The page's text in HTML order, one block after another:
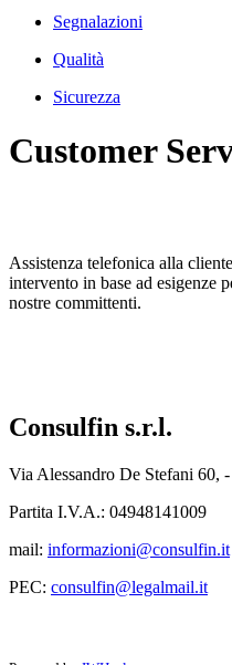
Segnalazioni
Qualità
Sicurezza
Customer
Assistenza telefonica alla
intervento in base ad esigenze
nostre committenti.
Consulfin s.r.l.
Via Alessandro De Stefani 60,
Partita I.V.A.: 04948141009
mail: informazioni@consulfin.it
PEC: consulfin@legalmail.it